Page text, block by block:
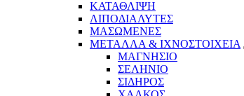
ΚΑΤΑΘΛΙΨΗ
ΛΙΠΟΔΙΑΛΥΤΕΣ
ΜΑΣΩΜΕΝΕΣ
ΜΕΤΑΛΛΑ & ΙΧΝΟΣΤΟΙΧΕΙΑ
ΜΑΓΝΗΣΙΟ
ΣΕΛΗΝΙΟ
ΣΙΔΗΡΟΣ